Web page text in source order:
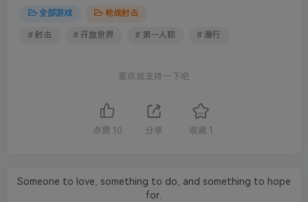
全部游戏 枪战射击
# 射击 # 开放世界 # 第一人称 # 潜行
喜欢就支持一下吧
点赞 10 分享 收藏 1
Someone to love, something to do, and something to hope
for.